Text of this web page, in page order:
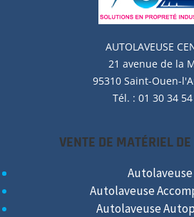
AUTOLAVEUSE
21 avenue de la
95310 Saint-Ouen-
Tél. : 01 30 34
VENTE DE MATÉRIEL
Autolaveuse
Autolaveuse
Autolaveuse